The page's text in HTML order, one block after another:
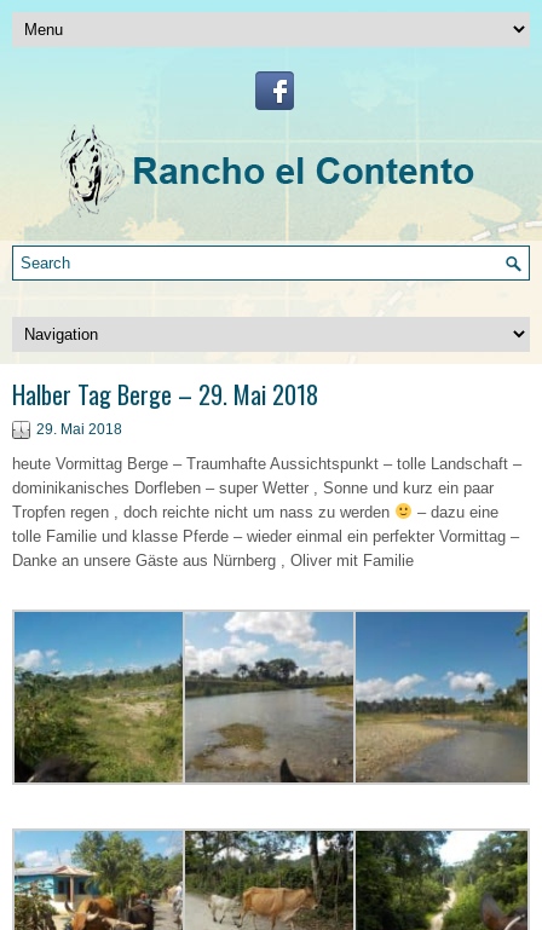
Halber Tag Berge – 29. Mai 2018
29. Mai 2018
heute Vormittag Berge – Traumhafte Aussichtspunkt – tolle Landschaft –
dominikanisches Dorfleben – super Wetter , Sonne und kurz ein paar
Tropfen regen , doch reichte nicht um nass zu werden
– dazu eine
tolle Familie und klasse Pferde – wieder einmal ein perfekter Vormittag –
Danke an unsere Gäste aus Nürnberg , Oliver mit Familie